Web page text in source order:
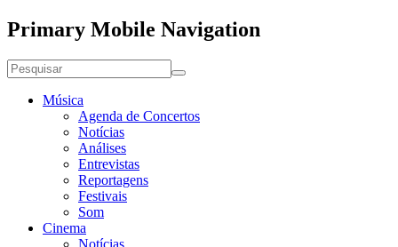
Primary Mobile Navigation
Música
Agenda de Concertos
Notícias
Análises
Entrevistas
Reportagens
Festivais
Som
Cinema
Notícias